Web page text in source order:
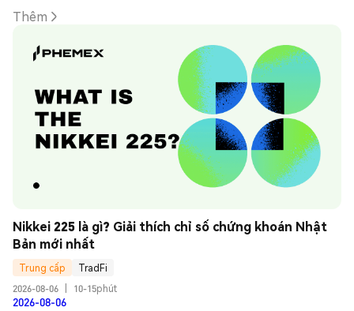
Thêm
Nikkei 225 là gì? Giải thích chỉ số chứng khoán Nhật
Bản mới nhất
Trung cấp
TradFi
2026-08-06
10-15phút
2026-08-06